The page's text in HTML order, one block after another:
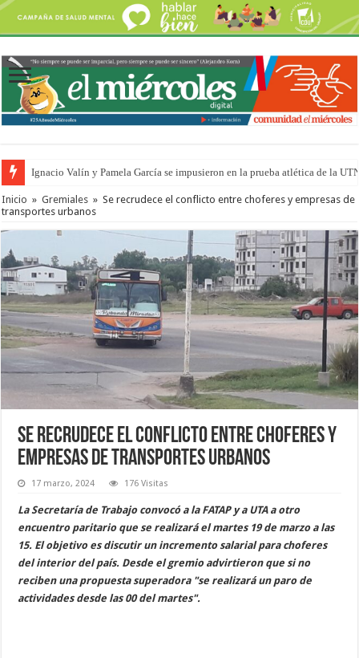
Ignacio Valín y Pamela García se impusieron en la prueba atlética de la
Inicio » Gremiales » Se recrudece el conflicto entre choferes y empresas de
transportes urbanos
Se recrudece el conflicto entre choferes y
empresas de transportes urbanos
17 marzo, 2024 176 Visitas
La Secretaría de Trabajo convocó a la FATAP y a UTA a otro
encuentro paritario que se realizará el martes 19 de marzo a las
15. El objetivo es discutir un incremento salarial para choferes
del interior del país. Desde el gremio advirtieron que si no
reciben una propuesta superadora "se realizará un paro de
actividades desde las 00 del martes".